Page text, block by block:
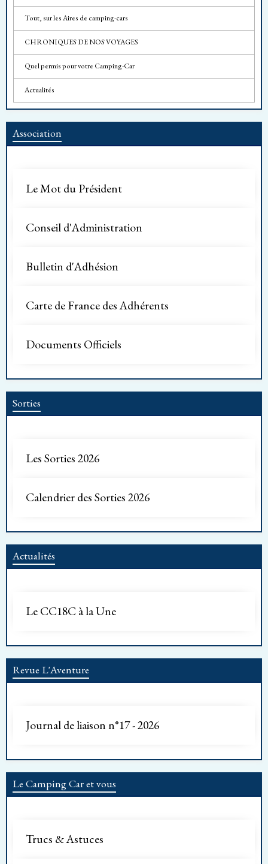
Tout, sur les Aires de camping-cars
CHRONIQUES DE NOS VOYAGES
Quel permis pour votre Camping-Car
Actualités
Association
Le Mot du Président
Conseil d'Administration
Bulletin d'Adhésion
Carte de France des Adhérents
Documents Officiels
Sorties
Les Sorties 2026
Calendrier des Sorties 2026
Actualités
Le CC18C à la Une
Revue L'Aventure
Journal de liaison n°17 - 2026
Le Camping Car et vous
Trucs & Astuces